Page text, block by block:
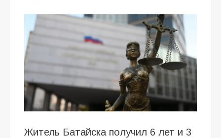
Житель Батайска получил 6 лет и 3